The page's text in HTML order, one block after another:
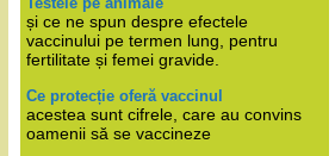
și ce ne spun despre efectele
vaccinului pe termen lung, pentru
fertilitate și femei gravide.
Ce protecție oferă vaccinul
acestea sunt cifrele, care au convins
oamenii să se vaccineze